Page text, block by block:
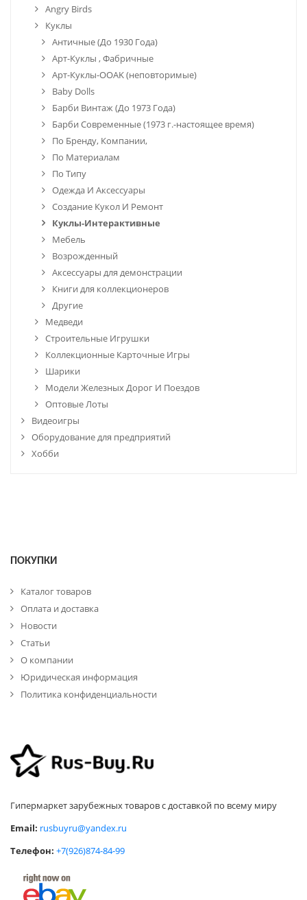
Angry Birds
Куклы
Античные (До 1930 Года)
Арт-Куклы , Фабричные
Арт-Куклы-OOAK (неповторимые)
Baby Dolls
Барби Винтаж (До 1973 Года)
Барби Современные (1973 г.-настоящее время)
По Бренду, Компании,
По Материалам
По Типу
Одежда И Аксессуары
Создание Кукол И Ремонт
Куклы-Интерактивные
Мебель
Возрожденный
Аксессуары для демонстрации
Книги для коллекционеров
Другие
Медведи
Строительные Игрушки
Коллекционные Карточные Игры
Шарики
Модели Железных Дорог И Поездов
Оптовые Лоты
Видеоигры
Оборудование для предприятий
Хобби
ПОКУПКИ
Каталог товаров
Оплата и доставка
Новости
Статьи
О компании
Юридическая информация
Политика конфиденциальности
Гипермаркет зарубежных товаров с доставкой по всему миру
Email: rusbuyru@yandex.ru
Телефон: +7(926)874-84-99